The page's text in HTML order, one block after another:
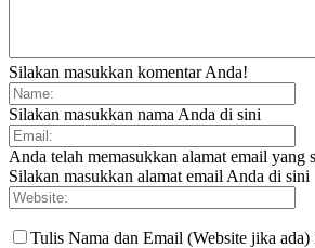
Silakan masukkan komentar Anda!
Silakan masukkan nama Anda di sini
Anda telah memasukkan alamat email yang
Silakan masukkan alamat email Anda di sini
Tulis Nama dan Email (Website jika